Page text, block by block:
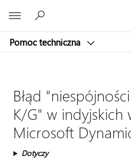
Pomoc techniczna
Błąd
K/G" w indyjskich
Microsoft
Dotyczy